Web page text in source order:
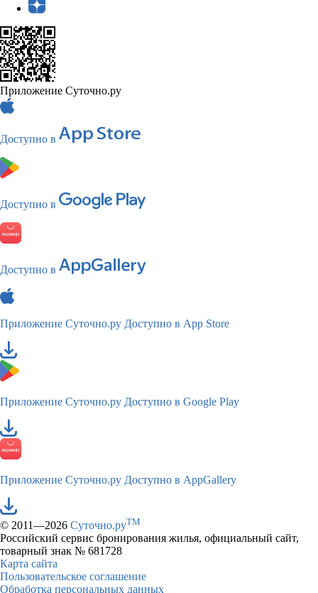
Приложение Суточно.ру
Доступно в
Доступно в
Доступно в
Приложение Суточно.ру Доступно в App Store
Приложение Суточно.ру Доступно в Google Play
Приложение Суточно.ру Доступно в AppGallery
© 2011—2026 Суточно.руTM
Российский сервис бронирования жилья, официальный сайт,
товарный знак № 681728
Карта сайта
Пользовательское соглашение
Обработка персональных данных